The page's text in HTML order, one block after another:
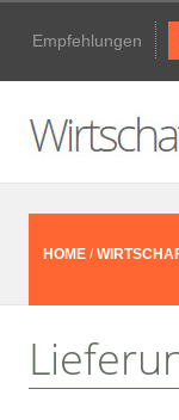
Empfehlungen
HOME /